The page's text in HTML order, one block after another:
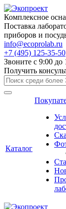
Комплексное
Поставка
приборов и
info@ecoprolab.ru
+7 (495) 125-35-50
Звоните с 9:00 до
Получить
Каталог